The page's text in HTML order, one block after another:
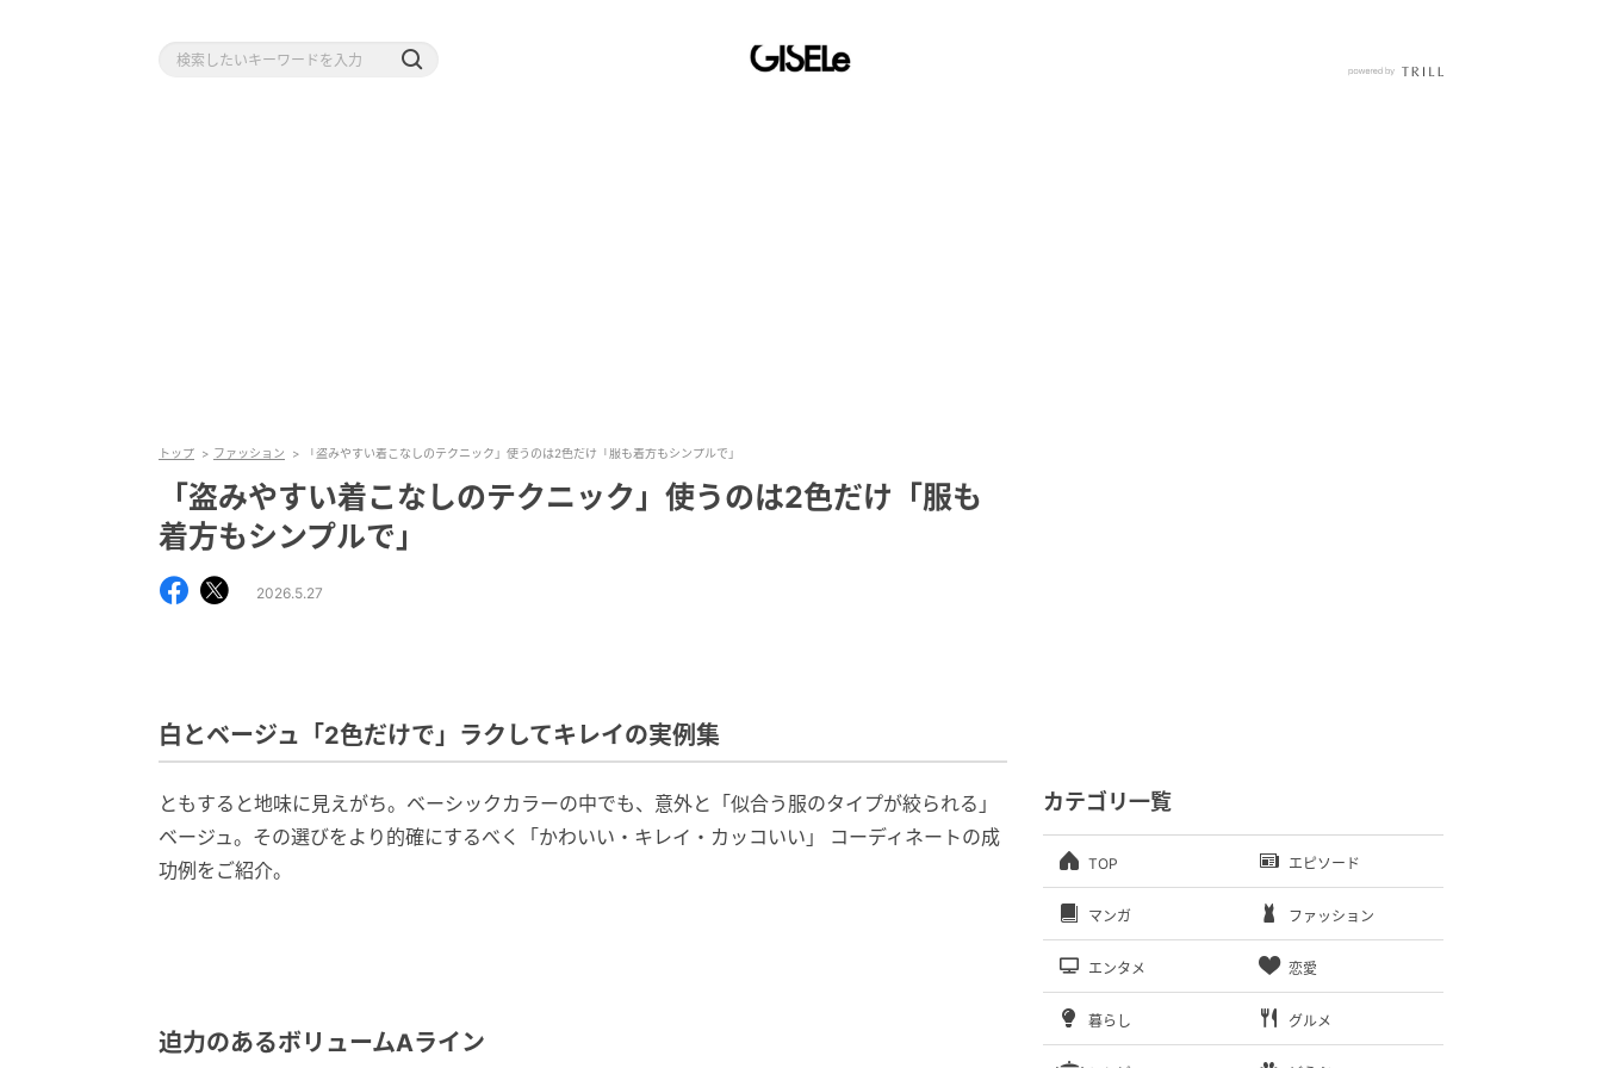
トップ ファッション 「盗みやすい着こなしのテクニック」使うのは2色だけ「服も着方もシンプルで」
「盗みやすい着こなしのテクニック」使うのは2色だけ「服も
着方もシンプルで」
2026.5.27
白とベージュ「2色だけで」ラクしてキレイの実例集
ともすると地味に見えがち。ベーシックカラーの中でも、意外と「似合う服のタイプが絞られる」
ベージュ。その選びをより的確にするべく「かわいい・キレイ・カッコいい」 コーディネートの成
功例をご紹介。
迫力のあるボリュームAライン
カテゴリ一覧
TOP エピソード
マンガ ファッション
エンタメ 恋愛
暮らし グルメ